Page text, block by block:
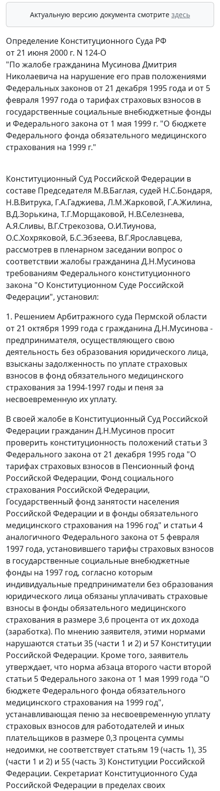
Актуальную версию документа смотрите здесь
Определение Конституционного Суда РФ
от 21 июня 2000 г. N 124-О
"По жалобе гражданина Мусинова Дмитрия
Николаевича на нарушение его прав положениями
Федеральных законов от 21 декабря 1995 года и от 5
февраля 1997 года о тарифах страховых взносов в
государственные социальные внебюджетные фонды
и Федерального закона от 1 мая 1999 г. "О бюджете
Федерального фонда обязательного медицинского
страхования на 1999 г."
Конституционный Суд Российской Федерации в
составе Председателя М.В.Баглая, судей Н.С.Бондаря,
Н.В.Витрука, Г.А.Гаджиева, Л.М.Жарковой, Г.А.Жилина,
В.Д.Зорькина, Т.Г.Морщаковой, Н.В.Селезнева,
А.Я.Сливы, В.Г.Стрекозова, О.И.Тиунова,
О.С.Хохряковой, Б.С.Эбзеева, В.Г.Ярославцева,
рассмотрев в пленарном заседании вопрос о
соответствии жалобы гражданина Д.Н.Мусинова
требованиям Федерального конституционного
закона "О Конституционном Суде Российской
Федерации", установил:
1. Решением Арбитражного суда Пермской области
от 21 октября 1999 года с гражданина Д.Н.Мусинова -
предпринимателя, осуществляющего свою
деятельность без образования юридического лица,
взысканы задолженность по уплате страховых
взносов в фонд обязательного медицинского
страхования за 1994-1997 годы и пеня за
несвоевременную их уплату.
В своей жалобе в Конституционный Суд Российской
Федерации гражданин Д.Н.Мусинов просит
проверить конституционность положений статьи 3
Федерального закона от 21 декабря 1995 года "О
тарифах страховых взносов в Пенсионный фонд
Российской Федерации, Фонд социального
страхования Российской Федерации,
Государственный фонд занятости населения
Российской Федерации и в фонды обязательного
медицинского страхования на 1996 год" и статьи 4
аналогичного Федерального закона от 5 февраля
1997 года, установившего тарифы страховых взносов
в государственные социальные внебюджетные
фонды на 1997 год, согласно которым
индивидуальные предприниматели без образования
юридического лица обязаны уплачивать страховые
взносы в фонды обязательного медицинского
страхования в размере 3,6 процента от их дохода
(заработка). По мнению заявителя, этими нормами
нарушаются статьи 35 (части 1 и 2) и 57 Конституции
Российской Федерации. Кроме того, заявитель
утверждает, что норма абзаца второго части второй
статьи 5Федерального закона от 1 мая 1999 года "О
бюджете Федерального фонда обязательного
медицинского страхования на 1999 год",
устанавливающая пеню за несвоевременную уплату
страховых взносов для работодателей и иных
плательщиков в размере 0,3 процента суммы
недоимки, не соответствует статьям 19 (часть 1), 35
(части 1 и 2) и 55 (часть 3) Конституции Российской
Федерации. Секретариат Конституционного Суда
Российской Федерации в пределах своих